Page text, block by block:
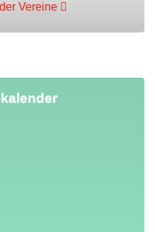
Vereine